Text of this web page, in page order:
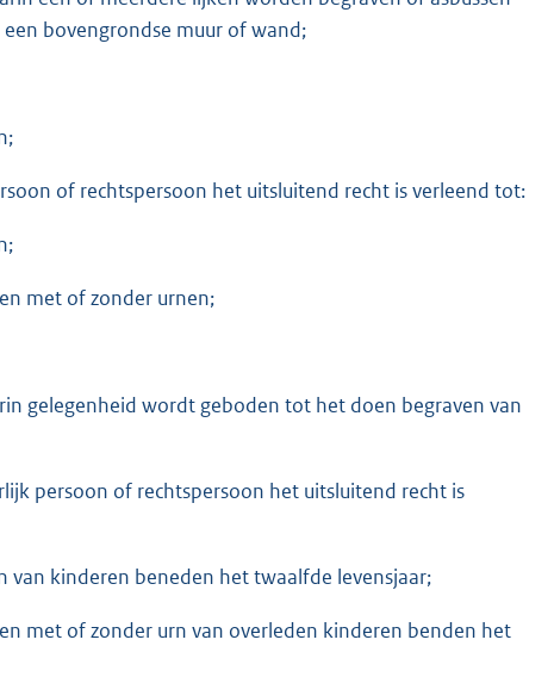
bovengrondse muur of wand;
of rechtspersoon het uitsluitend recht is verleend tot:
met of zonder urnen;
gelegenheid wordt geboden tot het doen begraven van
persoon of rechtspersoon het uitsluitend recht is
van kinderen beneden het twaalfde levensjaar;
met of zonder urn van overleden kinderen benden het